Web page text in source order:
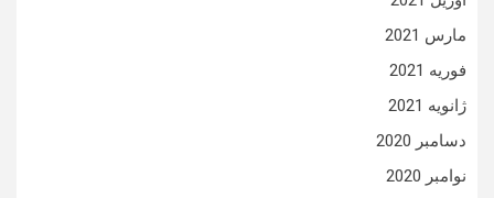
مارس 2021
فوریه 2021
ژانویه 2021
دسامبر 2020
نوامبر 2020